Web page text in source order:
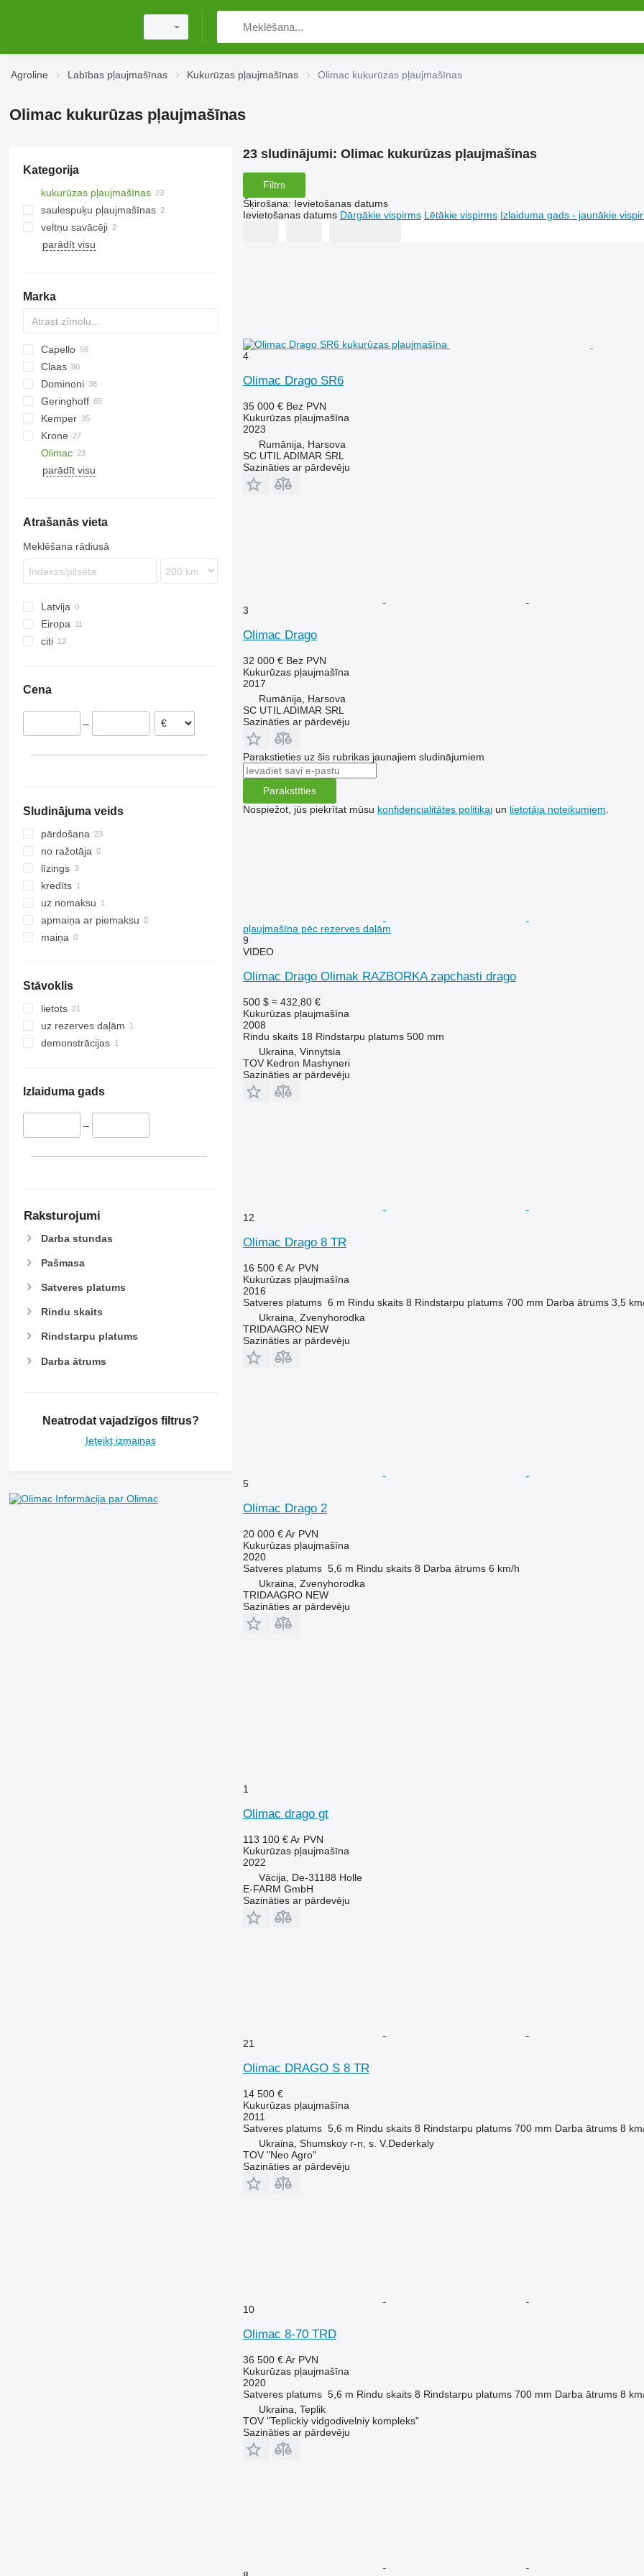
Agroline Labības pļaujmašīnas Kukurūzas pļaujmašīnas Olimac kukurūzas pļaujmašīnas
Olimac kukurūzas pļaujmašīnas
Kategorija
kukurūzas pļaujmašīnas
saulespuķu pļaujmašīnas
veltņu savācēji
parādīt visu
Marka
Capello
Diamant
QUASAR
1083
2188
2388
4408
4412
Claas
Conspeed
Corio
Jaguar
Orbis
Sunspeed
Dominoni
Kaiman
Rock
S978
SL
MHS
L-series
Geringhoff
HORIZON
PCA
RD
ROTA DISC
608
C-series
Kemper
Champion
KMS
Krone
EasyCollect
MDD-200
SFH
CX
FX
Olimac
Drago GT
OptiCorn
8244
Corn Champion
parādīt visu
Atrašanās vieta
Meklēšana rādiusā
Latvija
Eiropa
Lietuva
Ungārija
citi
Cena
–
Sludinājuma veids
pārdošana
no ražotāja
līzings
kredīts
uz nomaksu
apmaiņa ar piemaksu
maiņa
Stāvoklis
lietots
uz rezerves daļām
demonstrācijas
Izlaiduma gads
–
Raksturojumi
Darba stundas
Pašmasa
Satveres platums
Rindu skaits
Rindstarpu platums
Darba ātrums
Neatrodat vajadzīgos filtrus?
Ieteikt izmaiņas
Informācija par Olimac
23 sludinājumi: Olimac kukurūzas pļaujmašīnas
Filtrs
Šķirošana: Ievietošanas datums
Ievietošanas datums Dārgākie vispirms Lētākie vispirms Izlaiduma gads - jaunākie
4
Olimac Drago SR6
35 000 € Bez PVN
Kukurūzas pļaujmašīna
2023
Rumānija, Harsova
SC UTIL ADIMAR SRL
Sazināties ar pārdevēju
3
Olimac Drago
32 000 € Bez PVN
Kukurūzas pļaujmašīna
2017
Rumānija, Harsova
SC UTIL ADIMAR SRL
Sazināties ar pārdevēju
Parakstieties uz šis rubrikas jaunajiem sludinājumiem
Parakstīties
Nospiežot, jūs piekrītat mūsu konfidencialitātes politikaiun lietotāja noteikumiem
pļaujmašīna pēc rezerves daļām
9
VIDEO
Olimac Drago Olimak RAZBORKA zapchasti drago
500 $ ≈ 432,80 €
Kukurūzas pļaujmašīna
2008
Rindu skaits 18 Rindstarpu platums 500 mm
Ukraina, Vinnytsia
TOV Kedron Mashyneri
Sazināties ar pārdevēju
12
Olimac Drago 8 TR
16 500 € Ar PVN
Kukurūzas pļaujmašīna
2016
Satveres platums 6 m Rindu skaits 8 Rindstarpu platums 700 mm Darba ātrums 3,5
Ukraina, Zvenyhorodka
TRIDAAGRO NEW
Sazināties ar pārdevēju
5
Olimac Drago 2
20 000 € Ar PVN
Kukurūzas pļaujmašīna
2020
Satveres platums 5,6 m Rindu skaits 8 Darba ātrums 6 km/h
Ukraina, Zvenyhorodka
TRIDAAGRO NEW
Sazināties ar pārdevēju
1
Olimac drago gt
113 100 € Ar PVN
Kukurūzas pļaujmašīna
2022
Vācija, De-31188 Holle
E-FARM GmbH
Sazināties ar pārdevēju
21
Olimac DRAGO S 8 TR
14 500 €
Kukurūzas pļaujmašīna
2011
Satveres platums 5,6 m Rindu skaits 8 Rindstarpu platums 700 mm Darba ātrums 8
Ukraina, Shumskoy r-n, s. V.Dederkaly
TOV "Neo Agro"
Sazināties ar pārdevēju
10
Olimac 8-70 TRD
36 500 € Ar PVN
Kukurūzas pļaujmašīna
2020
Satveres platums 5,6 m Rindu skaits 8 Rindstarpu platums 700 mm Darba ātrums 8
Ukraina, Teplik
TOV "Teplickiy vidgodivelniy kompleks"
Sazināties ar pārdevēju